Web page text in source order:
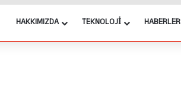
HAKKIMIZDA TEKNOLOJI HABERLER